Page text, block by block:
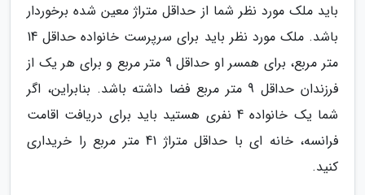
باید ملک مورد نظر شما از حداقل متراژ معین شده برخوردار
باشد. ملک مورد نظر باید برای سرپرست خانواده حداقل 14
متر مربع، برای همسر او حداقل 9 متر مربع و برای هر یک از
فرزندان حداقل 9 متر مربع فضا داشته باشد. بنابراین، اگر
شما یک خانواده 4 نفری هستید باید برای دریافت اقامت
فرانسه، خانه ای با حداقل متراژ 41 متر مربع را خریداری
کنید.